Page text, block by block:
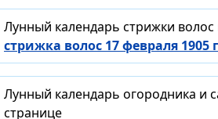
Лунный календарь стрижки
стрижка волос 17 февраля 1905
Лунный календарь огородника и
странице